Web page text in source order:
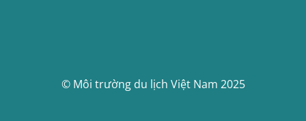
© Môi trường du lịch Việt Nam 2025